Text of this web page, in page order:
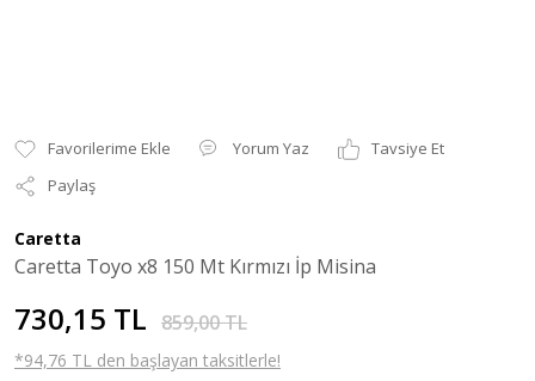
Yorum Yaz
Tavsiye Et
Paylaş
Caretta
Caretta Toyo x8 150 Mt Kırmızı İp Misina
730,15 TL 859,00 TL
*94,76 TL den başlayan taksitlerle!